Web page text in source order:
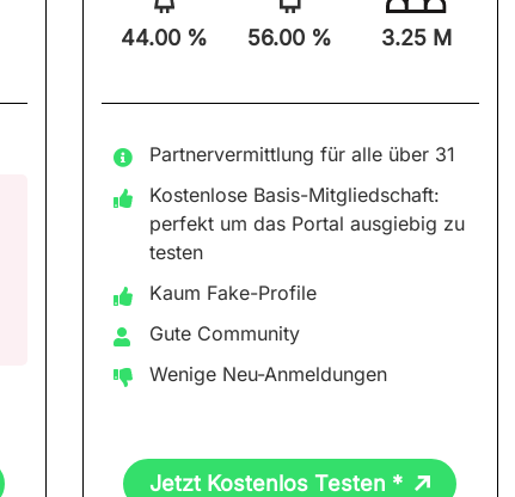
44.00 % 56.00 % 3.25 M
Partnervermittlung für alle über 31
Kostenlose Basis-Mitgliedschaft:
perfekt um das Portal ausgiebig zu
testen
Kaum Fake-Profile
Gute Community
Wenige Neu-Anmeldungen
Jetzt Kostenlos Testen *